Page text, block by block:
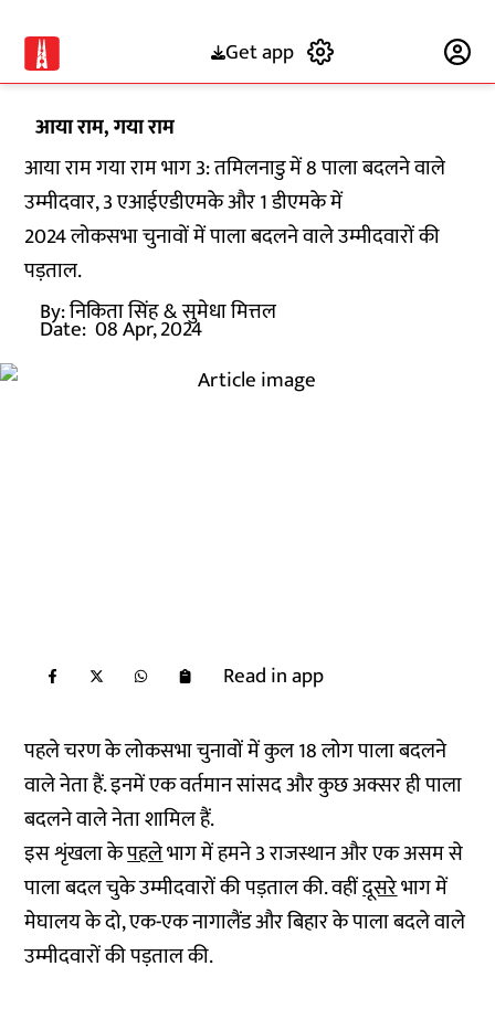
Get app
आया राम, गया राम
आया राम गया राम भाग 3: तमिलनाडु में 8 पाला बदलने वाले
उम्मीदवार, 3 एआईएडीएमके और 1 डीएमके में
2024 लोकसभा चुनावों में पाला बदलने वाले उम्मीदवारों की
पड़ताल.
By:निकिता सिंह& सुमेधा मित्तल
Date: 08 Apr, 2024
Read in app
पहले चरण के लोकसभा चुनावों में कुल 18 लोग पाला बदलने
वाले नेता हैं. इनमें एक वर्तमान सांसद और कुछ अक्सर ही पाला
बदलने वाले नेता शामिल हैं.
इस शृंखला केपहलेभाग में हमने 3 राजस्थान और एक असम से
पाला बदल चुके उम्मीदवारों की पड़ताल की. वहींदूसरेभाग में
मेघालय के दो, एक-एक नागालैंड और बिहार के पाला बदले वाले
उम्मीदवारों की पड़ताल की.